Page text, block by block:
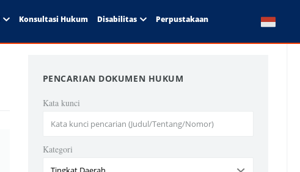
Konsultasi Hukum Disabilitas Perpustakaan
PENCARIAN DOKUMEN HUKUM
Kata kunci
Kategori